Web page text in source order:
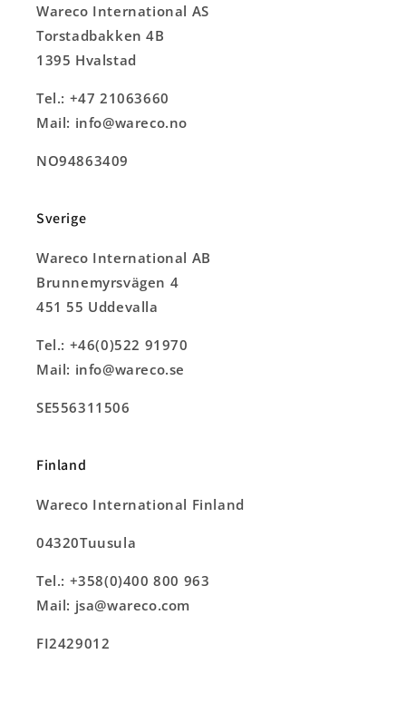
Wareco International AS
Torstadbakken 4B
1395 Hvalstad
Tel.: +47 21063660
Mail: info@wareco.no
NO94863409
Sverige
Wareco International AB
Brunnemyrsvägen 4
451 55 Uddevalla
Tel.: +46(0)522 91970
Mail: info@wareco.se
SE556311506
Finland
Wareco International Finland
04320Tuusula
Tel.: +358(0)400 800 963
Mail: jsa@wareco.com
FI2429012